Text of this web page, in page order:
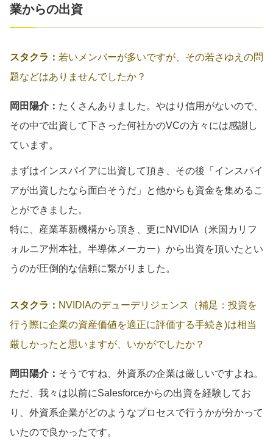
業からの出資
スタクラ： 若いメンバーが多いですが、その若さゆえの問
題などはありませんでしたか？
岡田陽介： たくさんありました。やはり信用がないので、
その中で出資して下さった何社かのVCの方々には感謝し
ています。
まずはインスパイアに出資して頂き、その後「インスパイ
アが出資したなら面白そうだ」と他からも資金を集めるこ
とができました。
特に、産業革新機構から頂き、更にNVIDIA（米国カリフ
ォルニア州本社。半導体メーカー）から出資を頂いたとい
うのが圧倒的な信頼に繋がりました。
スタクラ： NVIDIAのデューデリジェンス（補足：投資を
行う際に企業の資産価値を適正に評価する手続き)は相当
厳しかったと思いますが、いかがでしたか？
岡田陽介： そうですね、外資系の企業は厳しいですよね。
ただ、我々は以前にSalesforceからの出資を経験してお
り、外資系企業がどのようなプロセスで行うかが分かって
いたので良かったです。